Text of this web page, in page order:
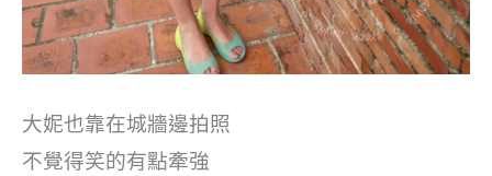
大妮也靠在城牆邊拍照
不覺得笑的有點牽強